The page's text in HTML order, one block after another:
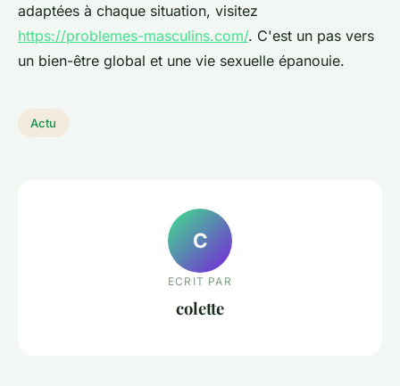
adaptées à chaque situation, visitez
https://problemes-masculins.com/. C'est un pas vers
un bien-être global et une vie sexuelle épanouie.
Actu
C
ECRIT PAR
colette